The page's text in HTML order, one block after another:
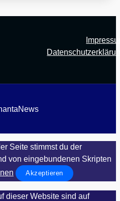
Seite stimmst du der
von eingebundenen Skripten
Akzeptieren
dieser Website sind auf